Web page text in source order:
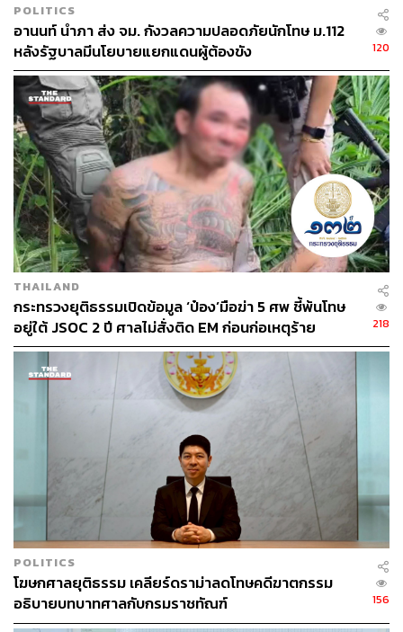
POLITICS
อานนท์ นำภา ส่ง จม. กังวลความปลอดภัยนักโทษ ม.112
หลังรัฐบาลมีนโยบายแยกแดนผู้ต้องขัง
120
THAILAND
กระทรวงยุติธรรมเปิดข้อมูล ‘ป๋อง’มือฆ่า 5 ศพ ชี้พ้นโทษ
อยู่ใต้ JSOC 2 ปี ศาลไม่สั่งติด EM ก่อนก่อเหตุร้าย
218
POLITICS
โฆษกศาลยุติธรรม เคลียร์ดราม่าลดโทษคดีฆาตกรรม
อธิบายบทบาทศาลกับกรมราชทัณฑ์
156